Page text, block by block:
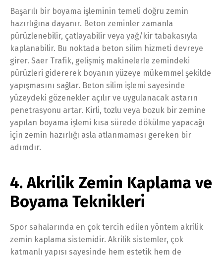
Başarılı bir boyama işleminin temeli doğru zemin
hazırlığına dayanır. Beton zeminler zamanla
pürüzlenebilir, çatlayabilir veya yağ/kir tabakasıyla
kaplanabilir. Bu noktada beton silim hizmeti devreye
girer. Saer Trafik, gelişmiş makinelerle zemindeki
pürüzleri gidererek boyanın yüzeye mükemmel şekilde
yapışmasını sağlar. Beton silim işlemi sayesinde
yüzeydeki gözenekler açılır ve uygulanacak astarın
penetrasyonu artar. Kirli, tozlu veya bozuk bir zemine
yapılan boyama işlemi kısa sürede dökülme yapacağı
için zemin hazırlığı asla atlanmaması gereken bir
adımdır.
4. Akrilik Zemin Kaplama ve
Boyama Teknikleri
Spor sahalarında en çok tercih edilen yöntem akrilik
zemin kaplama sistemidir. Akrilik sistemler, çok
katmanlı yapısı sayesinde hem estetik hem de